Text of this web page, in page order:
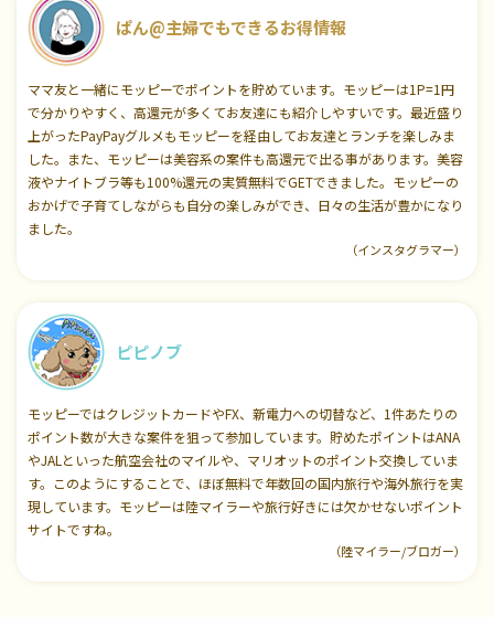
ぱん@主婦でもできるお得情報
ママ友と一緒にモッピーでポイントを貯めています。モッピーは1P=1円
で分かりやすく、高還元が多くてお友達にも紹介しやすいです。最近盛り
上がったPayPayグルメもモッピーを経由してお友達とランチを楽しみま
した。また、モッピーは美容系の案件も高還元で出る事があります。美容
液やナイトブラ等も100%還元の実質無料でGETできました。モッピーの
おかげで子育てしながらも自分の楽しみができ、日々の生活が豊かになり
ました。
（インスタグラマー）
ピピノブ
モッピーではクレジットカードやFX、新電力への切替など、1件あたりの
ポイント数が大きな案件を狙って参加しています。貯めたポイントはANA
やJALといった航空会社のマイルや、マリオットのポイント交換していま
す。このようにすることで、ほぼ無料で年数回の国内旅行や海外旅行を実
現しています。モッピーは陸マイラーや旅行好きには欠かせないポイント
サイトですね。
（陸マイラー/ブロガー）